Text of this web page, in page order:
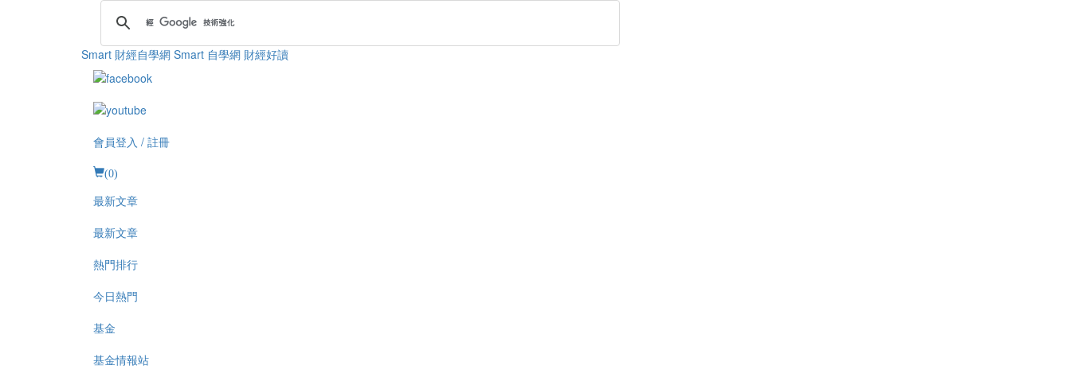
Smart 財經自學網 Smart 自學網 財經好讀
會員登入 / 註冊
(0)
最新文章
最新文章
熱門排行
今日熱門
基金
基金情報站